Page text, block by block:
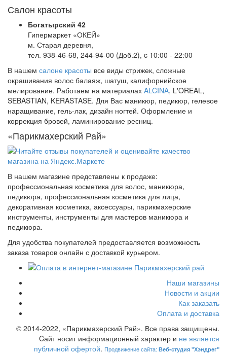
Салон красоты
Богатырский 42
Гипермаркет «ОКЕЙ»
м. Старая деревня,
тел. 938-46-68, 244-94-00 (Доб.2), c 10:00 - 22:00
В нашем салоне красоты все виды стрижек, сложные
окрашивания волос балаяж, шатуш, калифорнийское
мелирование. Работаем на материалах ALCINA, L'OREAL,
SEBASTIAN, KERASTASE. Для Вас маникюр, педикюр, гелевое
наращивание, гель-лак, дизайн ногтей. Оформление и
коррекция бровей, ламинирование ресниц.
«Парикмахерский Рай»
В нашем магазине представлены к продаже:
профессиональная косметика для волос, маникюра,
педикюра, профессиональная косметика для лица,
декоративная косметика, аксессуары, парикмахерские
инструменты, инструменты для мастеров маникюра и
педикюра.
Для удобства покупателей предоставляется возможность
заказа товаров онлайн с доставкой курьером.
Наши магазины
Новости и акции
Как заказать
Оплата и доставка
© 2014-2022, «Парикмахерский Рай». Все права защищены.
Cайт носит информационный характер и не является
публичной офертой. Продвижение сайта: Веб-студия "Хэндрег"